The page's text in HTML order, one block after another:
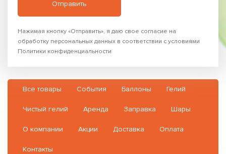
Нажимая кнопку «Отправить», я даю свое согласие на
обработку персональных данных в соответствии с условиями
Политики конфиденциальности
Все товары События Баллоны Гелий
Чистый гелий Аренда Заправка Шары
О компании Акции Доставка Оплата
Контакты